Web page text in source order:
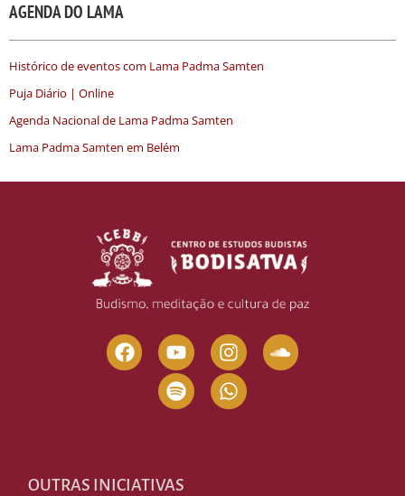
AGENDA DO LAMA
Histórico de eventos com Lama Padma Samten
Puja Diário | Online
Agenda Nacional de Lama Padma Samten
Lama Padma Samten em Belém
OUTRAS INICIATIVAS